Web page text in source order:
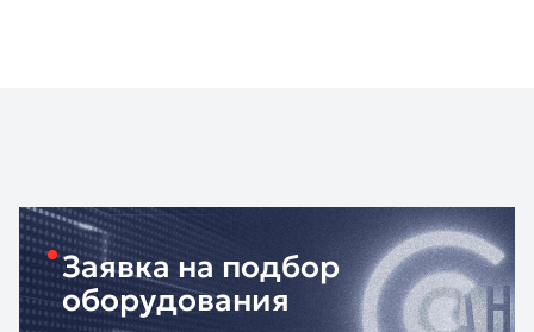
Заявка на подбор
оборудования